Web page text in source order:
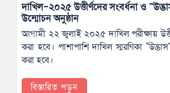
দাখিল-২০২৫ উত্তীর্ণদের সংবর্ধনা ও
উন্মোচন অনুষ্ঠান
আগামী ২২ জুলাই ২০২৫ দাখিল পরীক্ষায়
করা হবে। পাশাপাশি দাখিল স্মরণিকা
করা হবে।
বিস্তারিত পড়ুন